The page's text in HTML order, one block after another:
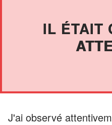
IL ÉTAIT
J'ai observé